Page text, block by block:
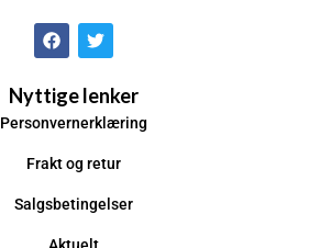
Nyttige lenker
Personvernerklæring
Frakt og retur
Salgsbetingelser
Aktuelt